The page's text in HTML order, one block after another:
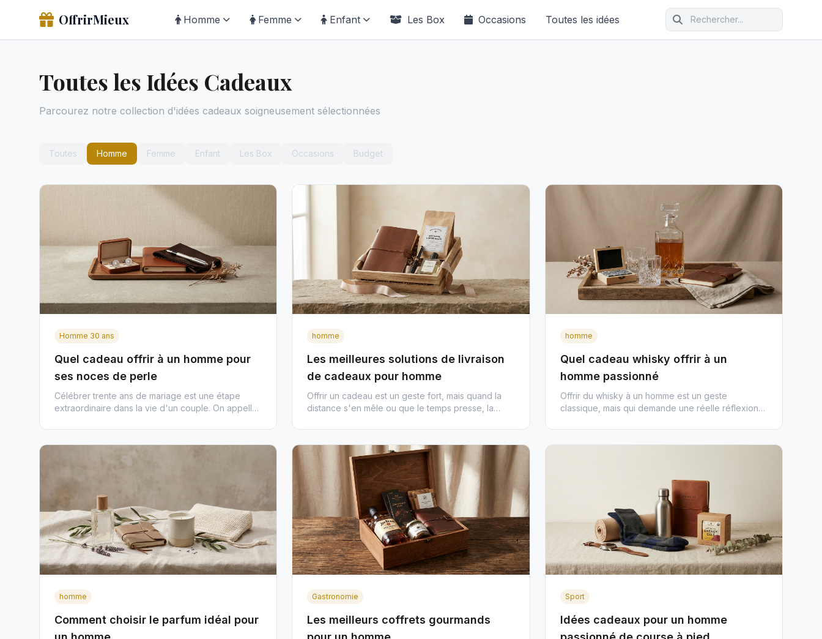
OffrirMieux Homme Femme Enfant Les Box Occasions Toutes les idées
Toutes les Idées Cadeaux
Parcourez notre collection d'idées cadeaux soigneusement sélectionnées
Toutes Homme Femme Enfant Les Box Occasions Budget
Homme 30 ans
Quel cadeau offrir à un homme pour
ses noces de perle
Célébrer trente ans de mariage est une étape
extraordinaire dans la vie d'un couple. On appelle
homme
Les meilleures solutions de livraison
de cadeaux pour homme
Offrir un cadeau est un geste fort, mais quand la
distance s'en mêle ou que le temps presse, la
homme
Quel cadeau whisky offrir à un
homme passionné
Offrir du whisky à un homme est un geste
classique, mais qui demande une réelle réflexion
homme
Comment choisir le parfum idéal pour
Gastronomie
Les meilleurs coffrets gourmands
Sport
Idées cadeaux pour un homme